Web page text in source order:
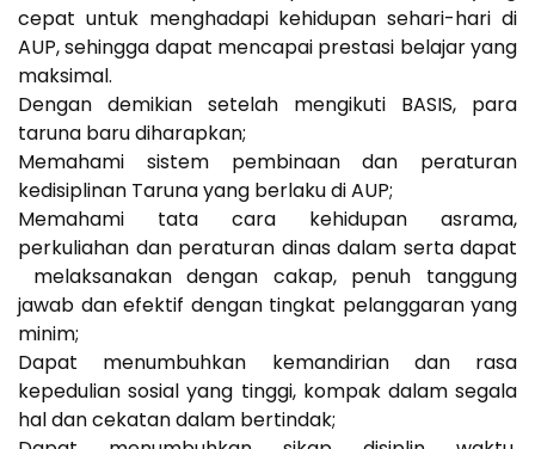
cepat untuk menghadapi kehidupan sehari-hari di
AUP, sehingga dapat mencapai prestasi belajar yang
maksimal.
Dengan demikian setelah mengikuti BASIS, para
taruna baru diharapkan;
Memahami sistem pembinaan dan peraturan
kedisiplinan Taruna yang berlaku di AUP;
Memahami tata cara kehidupan asrama,
perkuliahan dan peraturan dinas dalam serta dapat
melaksanakan dengan cakap, penuh tanggung
jawab dan efektif dengan tingkat pelanggaran yang
minim;
Dapat menumbuhkan kemandirian dan rasa
kepedulian sosial yang tinggi, kompak dalam segala
hal dan cekatan dalam bertindak;